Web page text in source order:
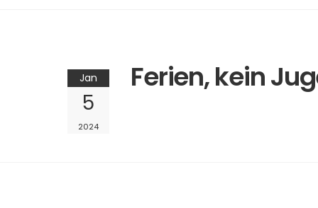
Ferien, kein
Jan
5
2024